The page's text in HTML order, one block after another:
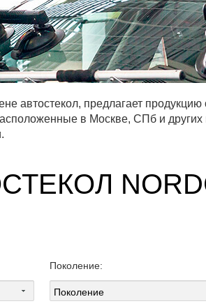
автостекол, предлагает
в Москве, СПб и других
Поколение: